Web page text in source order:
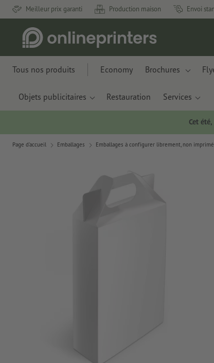
Meilleur prix garanti Production maison Envoi
Tous nos produits Economy Brochures
Objets publicitaires Restauration Services
Cet
Page d'accueil Emballages Emballages à configurer librement, non